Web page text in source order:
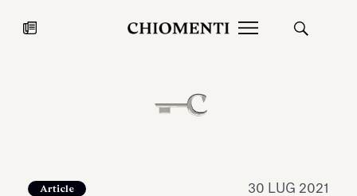
27 LUG 2026
Article 30 LUG 2021